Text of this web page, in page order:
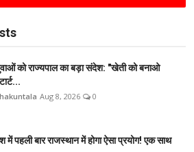
को राज्यपाल का बड़ा संदेश: "खेती को बनाओ
Aug 8, 2026 0
में पहली बार राजस्थान में होगा ऐसा प्रयोग! एक साथ